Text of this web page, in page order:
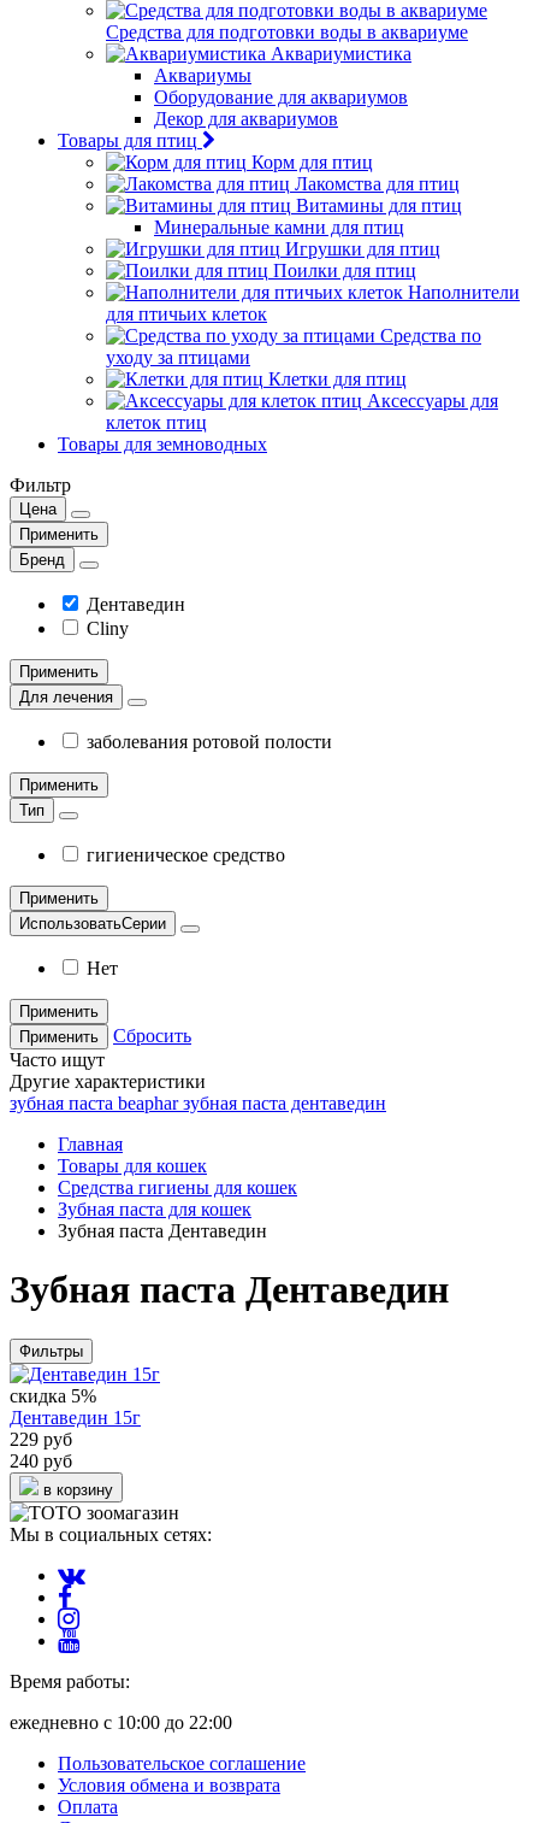
Средства для подготовки воды в аквариуме
Аквариумистика
Аквариумы
Оборудование для аквариумов
Декор для аквариумов
Товары для птиц
Корм для птиц
Лакомства для птиц
Витамины для птиц
Минеральные камни для птиц
Игрушки для птиц
Поилки для птиц
Наполнители
для птичьих клеток
Средства по
уходу за птицами
Клетки для птиц
Аксессуары для
клеток птиц
Товары для земноводных
Фильтр
Цена
Применить
Бренд
Дентаведин
Cliny
Применить
Для лечения
заболевания ротовой полости
Применить
Тип
гигиеническое средство
Применить
ИспользоватьСерии
Нет
Применить
Применить
Сбросить
Часто ищут
Другие характеристики
зубная паста beapharзубная паста дентаведин
Главная
Товары для кошек
Средства гигиены для кошек
Зубная паста для кошек
Зубная паста Дентаведин
Зубная паста Дентаведин
Фильтры
скидка 5%
Дентаведин 15г
229 руб
240 руб
в корзину
Мы в социальных сетях:
Время работы:
ежедневно с 10:00 до 22:00
Пользовательское соглашение
Условия обмена и возврата
Оплата